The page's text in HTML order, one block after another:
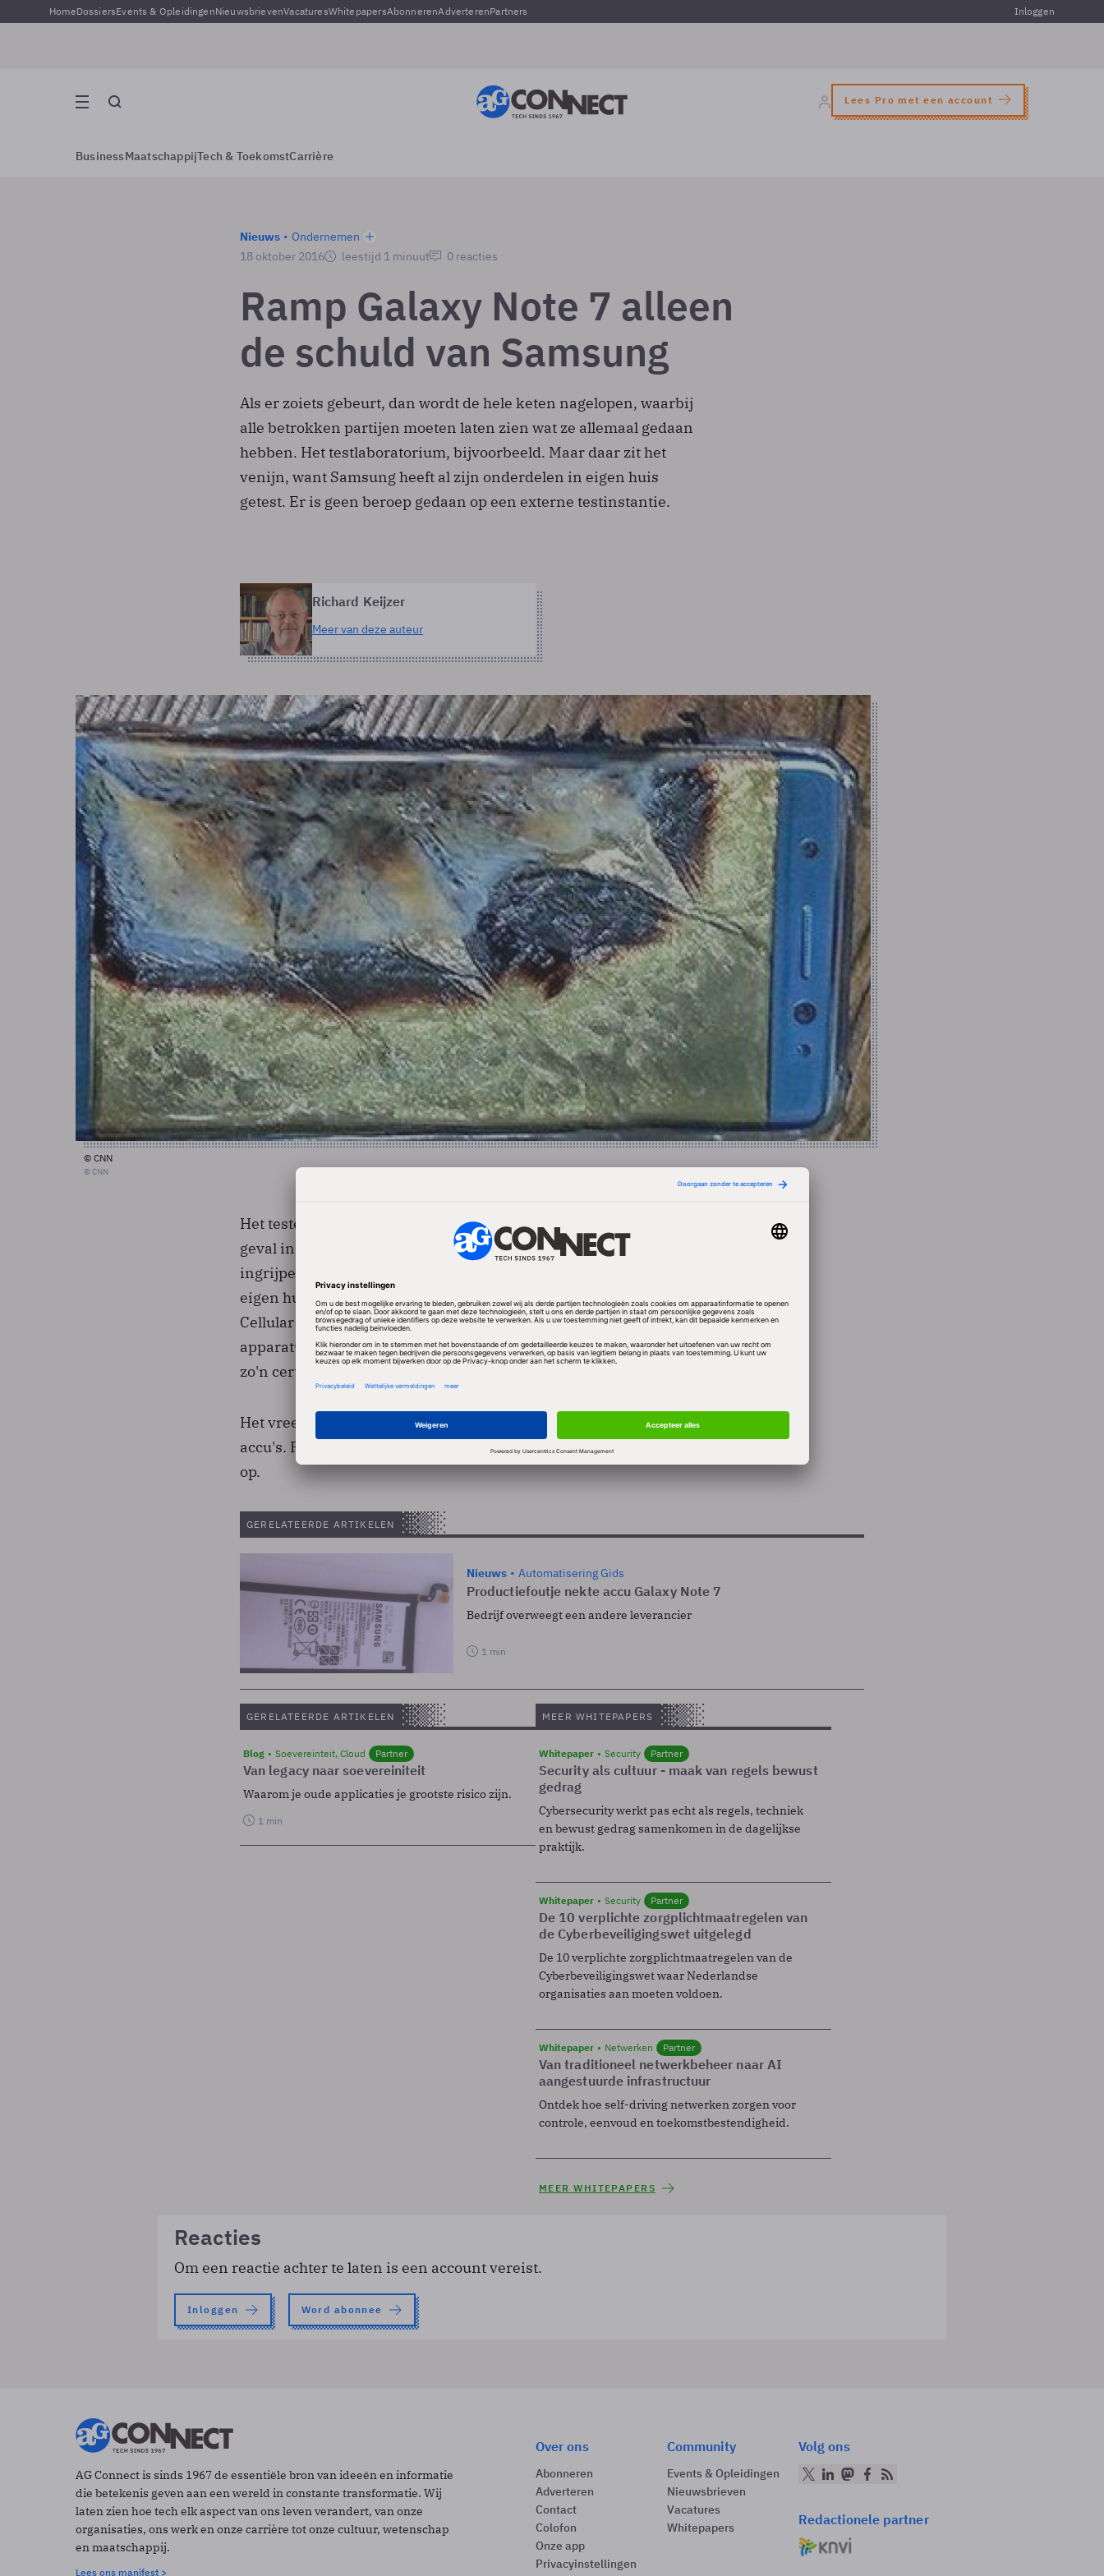
HomeDossiersEvents & OpleidingenNieuwsbrievenVacaturesWhitepapersAbonnerenAdverterenPartners Inloggen
Lees Pro met een account
BusinessMaatschappijTech & ToekomstCarrière
Nieuws
Ondernemen
18 oktober 2016
leestijd 1 minuut 0 reacties
Ramp Galaxy Note 7 alleen
de schuld van Samsung
Als er zoiets gebeurt, dan wordt de hele keten nagelopen, waarbij
alle betrokken partijen moeten laten zien wat ze allemaal gedaan
hebben. Het testlaboratorium, bijvoorbeeld. Maar daar zit het
venijn, want Samsung heeft al zijn onderdelen in eigen huis
getest. Er is geen beroep gedaan op een externe testinstantie.
Richard Keijzer
Meer van deze auteur
© CNN
© CNN
Het testen van de onderdelen van een nieuwe smartphone is verplicht, in elk
geval in de Verenigde Staten. Daar moet een producent voldoen aan 28
ingrijpende beproevingen. Samsung heeft dat wel gedaan, maar geheel in
eigen huis. Het testlab van Samsung is gecertificeerd door de CTIA, de
Cellular Telephone Industries Association. Deze groep houdt toezicht op alle
apparatuur die draadloos werkt. Samsung is de enige telefoonproducent met
zo'n certificatie.
Het vreemde is, dat tijdens de tests niets vreemds werd ontdekt aan de
accu's. Pas toen ze in een smartphone werden gebruikt, traden de problemen
op.
GERELATEERDE ARTIKELEN
Nieuws Automatisering Gids
Productiefoutje nekte accu Galaxy Note 7
Bedrijf overweegt een andere leverancier
1 min
GERELATEERDE ARTIKELEN
Blog Soevereinteit, Cloud Partner
Van legacy naar soevereiniteit
Waarom je oude applicaties je grootste risico zijn.
1 min
MEER WHITEPAPERS
Whitepaper Security Partner
Security als cultuur - maak van regels bewust
gedrag
Cybersecurity werkt pas echt als regels, techniek
en bewust gedrag samenkomen in de dagelijkse
praktijk.
Whitepaper Security Partner
De 10 verplichte zorgplichtmaatregelen van
de Cyberbeveiligingswet uitgelegd
De 10 verplichte zorgplichtmaatregelen van de
Cyberbeveiligingswet waar Nederlandse
organisaties aan moeten voldoen.
Whitepaper Netwerken Partner
Van traditioneel netwerkbeheer naar AI
aangestuurde infrastructuur
Ontdek hoe self-driving netwerken zorgen voor
controle, eenvoud en toekomstbestendigheid.
MEER WHITEPAPERS
Reacties
Om een reactie achter te laten is een account vereist.
Inloggen Word abonnee
AG Connect is sinds 1967 de essentiële bron van ideeën en informatie
die betekenis geven aan een wereld in constante transformatie. Wij
laten zien hoe tech elk aspect van ons leven verandert, van onze
organisaties, ons werk en onze carrière tot onze cultuur, wetenschap
en maatschappij.
Lees ons manifest >
Over ons
Abonneren
Adverteren
Contact
Colofon
Onze app
Privacyinstellingen
Community
Events & Opleidingen
Nieuwsbrieven
Vacatures
Whitepapers
Volg ons
Redactionele partner